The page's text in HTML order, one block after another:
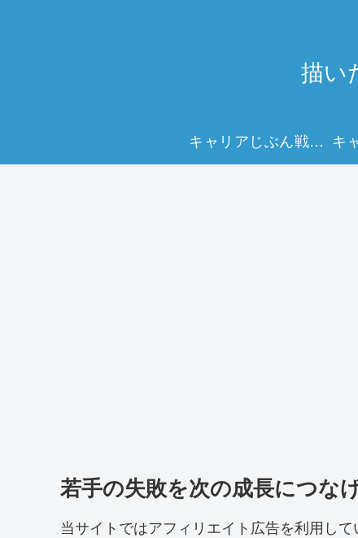
描い
キャリアじぶん戦略マップで、未来を描く力を。
若手の失敗を次の成長につな
当サイトではアフィリエイト広告を利用して